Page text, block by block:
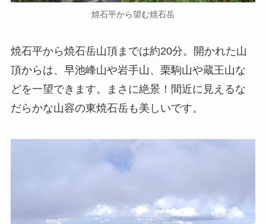
焼石平から望む焼石岳
焼石平から焼石岳山頂までは約20分。開かれた山
頂からは、早池峰山や岩手山、栗駒山や蔵王山な
どを一望できます。まさに絶景！間近に見えるな
だらかな山容の東焼石岳も美しいです。